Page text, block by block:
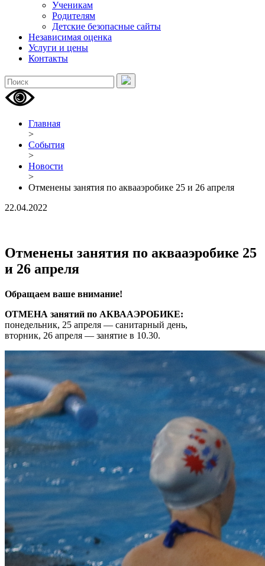
Ученикам
Родителям
Детские безопасные сайты
Независимая оценка
Услуги и цены
Контакты
Главная
>
События
>
Новости
>
Отменены занятия по аквааэробике 25 и 26 апреля
22.04.2022
Отменены занятия по аквааэробике 25
и 26 апреля
Обращаем ваше внимание!
ОТМЕНА занятий по АКВААЭРОБИКЕ:
понедельник, 25 апреля — санитарный день,
вторник, 26 апреля — занятие в 10.30.